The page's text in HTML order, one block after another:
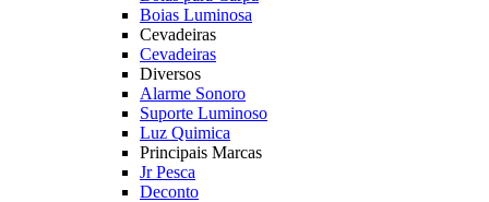
Boias Luminosa
Cevadeiras
Cevadeiras
Diversos
Alarme Sonoro
Suporte Luminoso
Luz Quimica
Principais Marcas
Jr Pesca
Deconto